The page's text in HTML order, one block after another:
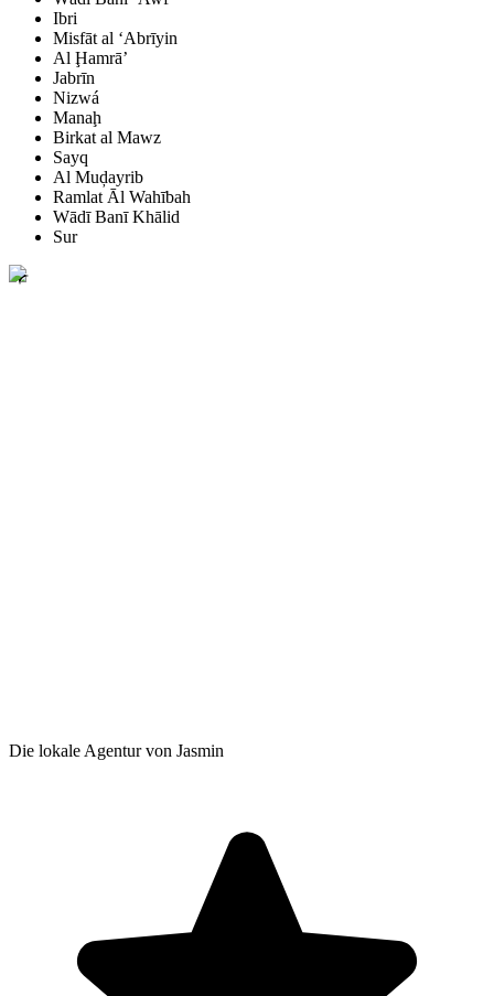
Ibri
Misfāt al ‘Abrīyin
Al Ḩamrā’
Jabrīn
Nizwá
Manaḩ
Birkat al Mawz
Sayq
Al Muḑayrib
Ramlat Āl Wahībah
Wādī Banī Khālid
Sur
Die lokale Agentur von Jasmin